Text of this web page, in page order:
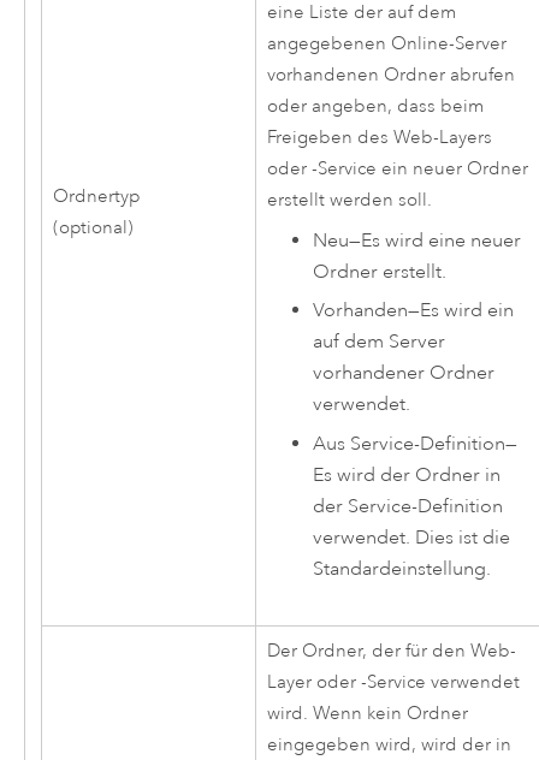
Ordnertyp
(optional)
eine Liste der auf dem
angegebenen Online-Server
vorhandenen Ordner abrufen
oder angeben, dass beim
Freigeben des Web-Layers
oder -Service ein neuer Ordner
erstellt werden soll.
Neu—Es wird eine neuer
Ordner erstellt.
Vorhanden—Es wird ein
auf dem Server
vorhandener Ordner
verwendet.
Aus Service-Definition—
Es wird der Ordner in
der Service-Definition
verwendet. Dies ist die
Standardeinstellung.
Der Ordner, der für den Web-
Layer oder -Service verwendet
wird. Wenn kein Ordner
eingegeben wird, wird der in